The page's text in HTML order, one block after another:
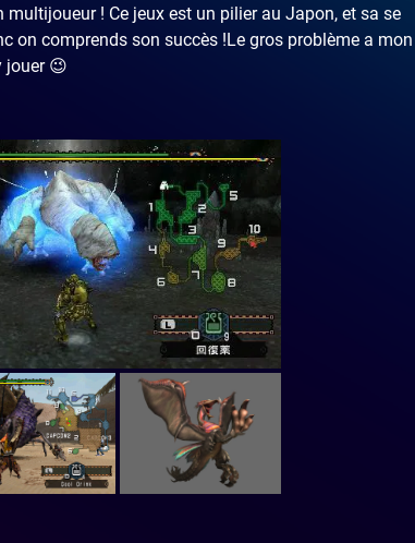
multijoueur ! Ce jeux est un pilier au Japon, et sa se
on comprends son succès !Le gros problème a mon
jouer 😉